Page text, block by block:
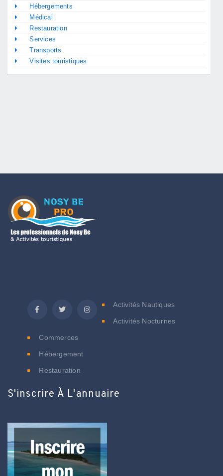
Hébergements
Médical
Restauration
Services
Transports
Visites touristiques
Activités Nautiques
Activités Nocturnes
Commerces
Hébergement
Restauration
S'inscrire À L'annuaire